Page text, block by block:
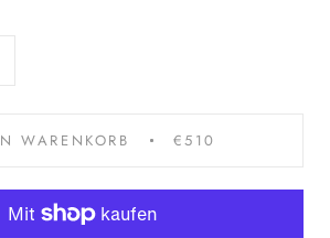
WARENKORB €510